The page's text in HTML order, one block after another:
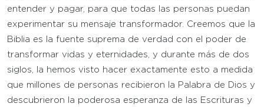
entender y pagar, para que todas las personas puedan
experimentar su mensaje transformador. Creemos que la
Biblia es la fuente suprema de verdad con el poder de
transformar vidas y eternidades, y durante más de dos
siglos, la hemos visto hacer exactamente esto a medida
que millones de personas recibieron la Palabra de Dios y
descubrieron la poderosa esperanza de las Escrituras y